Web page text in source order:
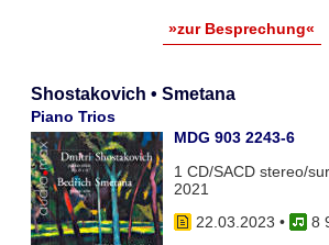
»zur Besprechung«
Shostakovich • Smetana
Piano Trios
MDG 903 2243-6
1 CD/SACD stereo/
2021
22.03.2023 •
8